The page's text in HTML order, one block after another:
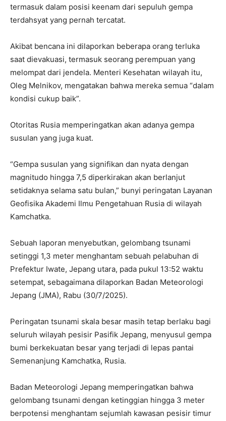
termasuk dalam posisi keenam dari sepuluh gempa
terdahsyat yang pernah tercatat.
Akibat bencana ini dilaporkan beberapa orang terluka
saat dievakuasi, termasuk seorang perempuan yang
melompat dari jendela. Menteri Kesehatan wilayah itu,
Oleg Melnikov, mengatakan bahwa mereka semua “dalam
kondisi cukup baik”.
Otoritas Rusia memperingatkan akan adanya gempa
susulan yang juga kuat.
“Gempa susulan yang signifikan dan nyata dengan
magnitudo hingga 7,5 diperkirakan akan berlanjut
setidaknya selama satu bulan,” bunyi peringatan Layanan
Geofisika Akademi Ilmu Pengetahuan Rusia di wilayah
Kamchatka.
Sebuah laporan menyebutkan, gelombang tsunami
setinggi 1,3 meter menghantam sebuah pelabuhan di
Prefektur Iwate, Jepang utara, pada pukul 13:52 waktu
setempat, sebagaimana dilaporkan Badan Meteorologi
Jepang (JMA), Rabu (30/7/2025).
Peringatan tsunami skala besar masih tetap berlaku bagi
seluruh wilayah pesisir Pasifik Jepang, menyusul gempa
bumi berkekuatan besar yang terjadi di lepas pantai
Semenanjung Kamchatka, Rusia.
Badan Meteorologi Jepang memperingatkan bahwa
gelombang tsunami dengan ketinggian hingga 3 meter
berpotensi menghantam sejumlah kawasan pesisir timur